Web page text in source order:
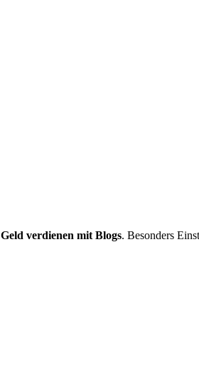
Geld verdienen mit Blogs. Besonders